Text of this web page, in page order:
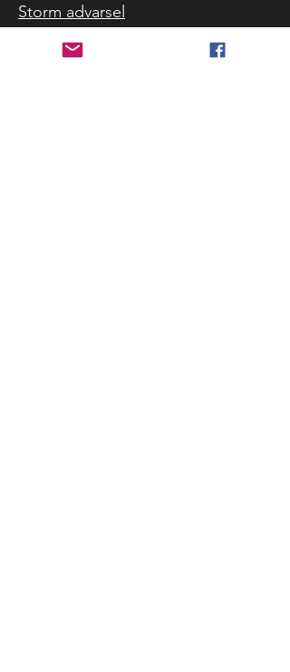
Storm advarsel
Referanser